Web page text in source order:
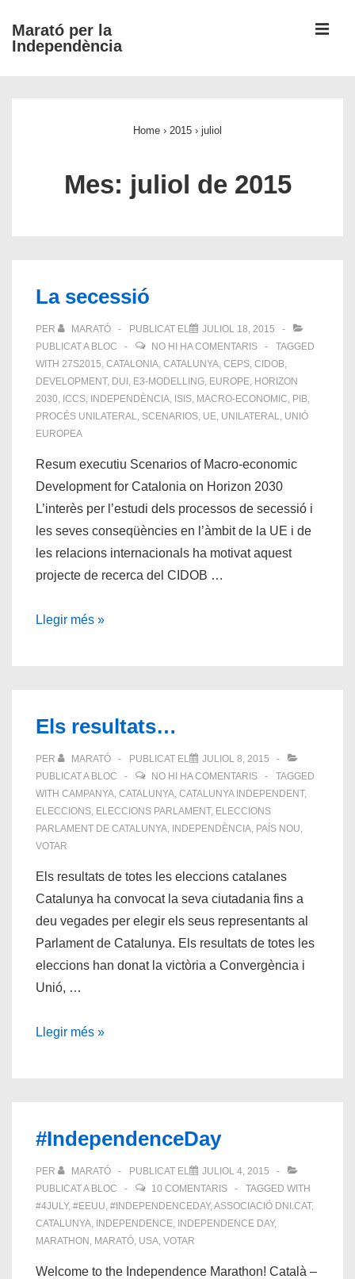
SaltaMarató per la
Independència
Home › 2015 › juliol
Mes: juliol de 2015
La secessió
PER MARATÓ PUBLICAT EL
JULIOL 18, 2015
PUBLICAT A BLOC NO HI HA COMENTARIS
TAGGED
WITH 27S2015, CATALONIA, CATALUNYA, CEPS, CIDOB,
DEVELOPMENT, DUI , E3-MODELLING, EUROPE, HORIZON
2030, ICCS, INDEPENDÈNCIA, ISIS, MACRO-ECONOMIC, PIB,
PROCÉS UNILATERAL, SCENARIOS, UE, UNILATERAL, UNIÓ
EUROPEA
Resum executiu Scenarios of Macro-economic
Development for Catalonia on Horizon 2030
L’interès per l’estudi dels processos de secessió i
les seves conseqüències en l’àmbit de la UE i de
les relacions internacionals ha motivat aquest
projecte de recerca del CIDOB …
La
Llegir més »
Els resultats…
PER MARATÓ PUBLICAT EL
JULIOL 8, 2015
PUBLICAT A BLOC NO HI HA COMENTARIS
TAGGED
WITH CAMPANYA, CATALUNYA, CATALUNYA INDEPENDENT,
ELECCIONS, ELECCIONS PARLAMENT, ELECCIONS
PARLAMENT DE CATALUNYA, INDEPENDÈNCIA, PAÍS NOU,
VOTAR
Els resultats de totes les eleccions catalanes
Catalunya ha convocat la seva ciutadania fins a
deu vegades per elegir els seus representants al
Parlament de Catalunya. Els resultats de totes les
eleccions han donat la victòria a Convergència i
Unió, …
Els
Llegir més »
#IndependenceDay
PER MARATÓ PUBLICAT EL
JULIOL 4, 2015
PUBLICAT A BLOC 10 COMENTARIS
TAGGED WITH
#4JULY, #EEUU, #INDEPENDENCEDAY,ASSOCIACIÓ DNI.CAT,
CATALUNYA, INDEPENDENCE, INDEPENDENCE DAY,
MARATHON , MARATÓ, USA, VOTAR
Welcome to the Independence Marathon! Català –